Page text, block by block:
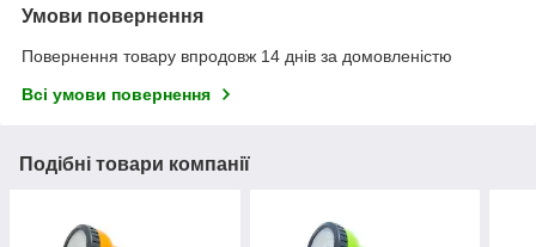
Умови повернення
Повернення товару впродовж 14 днів за домовленістю
Всі умови повернення
Подібні товари компанії